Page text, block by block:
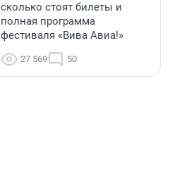
сколько стоят билеты и
полная программа
фестиваля «Вива Авиа!»
27 569 50